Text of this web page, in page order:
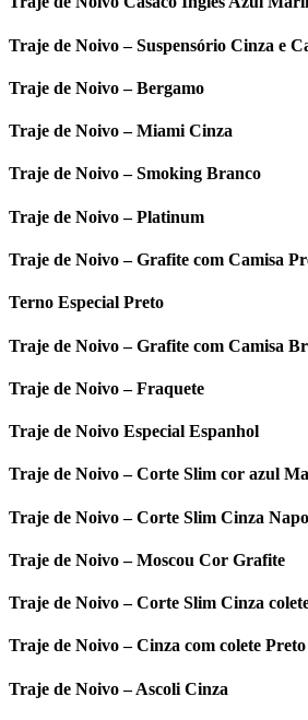
Traje de Noivo – Suspensório Cinza e
Traje de Noivo – Bergamo
Traje de Noivo – Miami Cinza
Traje de Noivo – Smoking Branco
Traje de Noivo – Platinum
Traje de Noivo – Grafite com Camisa
Terno Especial Preto
Traje de Noivo – Grafite com Camisa
Traje de Noivo – Fraquete
Traje de Noivo Especial Espanhol
Traje de Noivo – Corte Slim cor azul
Traje de Noivo – Corte Slim Cinza
Traje de Noivo – Moscou Cor Grafite
Traje de Noivo – Corte Slim Cinza
Traje de Noivo – Cinza com colete Preto
Traje de Noivo – Ascoli Cinza